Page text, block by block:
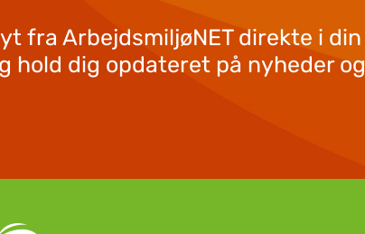
fra ArbejdsmiljøNET direkte i din
hold dig opdateret på nyheder og